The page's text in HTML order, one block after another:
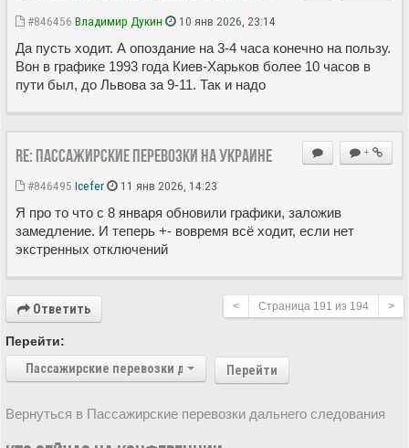
#846456 Владимир Дукин 10 янв 2026, 23:14
Да пусть ходит. А опоздание на 3-4 часа конечно на пользу.
Вон в графике 1993 года Киев-Харьков более 10 часов в
пути был, до Львова за 9-11. Так и надо
+
Re: Пассажирские перевозки на Украине
#846495 Icefer 11 янв 2026, 14:23
Я про то что с 8 января обновили графики, заложив
замедление. И теперь +- вовремя всё ходит, если нет
экстренных отключений
Ответить < Страница 191 из 194 >
Перейти:
Пассажирские перевозки дальнего следования
Перейти
Вернуться в Пассажирские перевозки дальнего следования